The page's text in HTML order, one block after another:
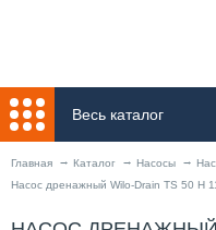
Весь каталог
Главная Каталог Насосы
Насос дренажный Wilo-Drain TS 50 H